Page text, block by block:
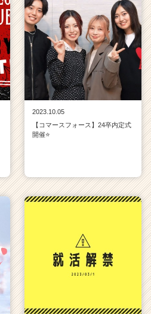
2023.10.05
【コマースフォース】24卒内定式
開催⭐️